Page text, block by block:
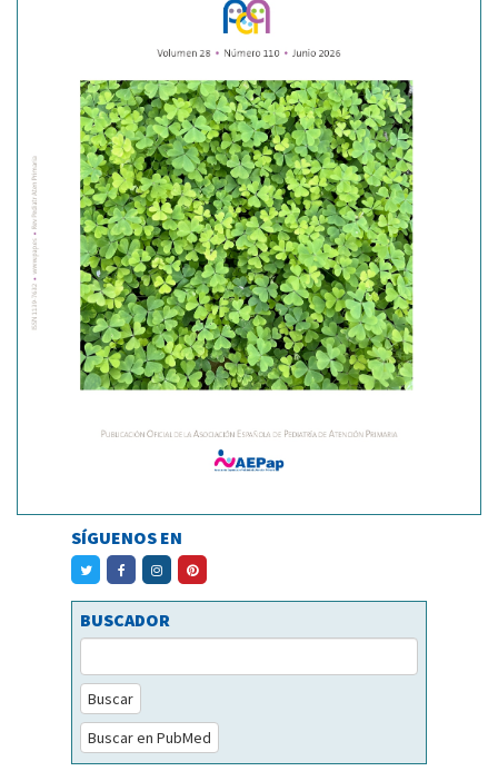
SÍGUENOS EN
BUSCADOR
Buscar
Buscar en PubMed